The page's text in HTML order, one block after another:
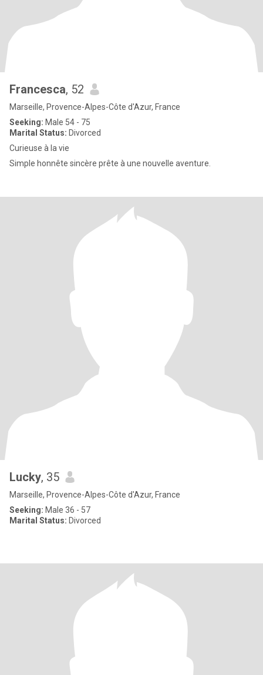
Francesca, 52
Marseille, Provence-Alpes-Côte d'Azur, France
Seeking: Male 54 - 75
Marital Status: Divorced
Curieuse à la vie
Simple honnête sincère prête à une nouvelle aventure.
Lucky, 35
Marseille, Provence-Alpes-Côte d'Azur, France
Seeking: Male 36 - 57
Marital Status: Divorced